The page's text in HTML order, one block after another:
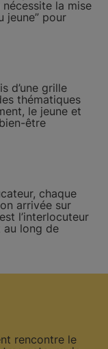
nécessite la mise
jeune” pour
d’une grille
thématiques
le jeune et
être
chaque
arrivée sur
l’interlocuteur
au long de
rencontre le